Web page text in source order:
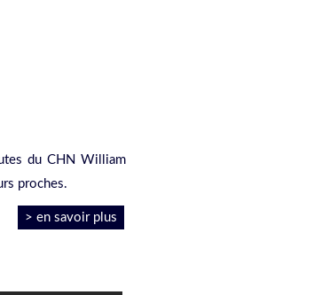
du CHN William
proches.
> en savoir plus